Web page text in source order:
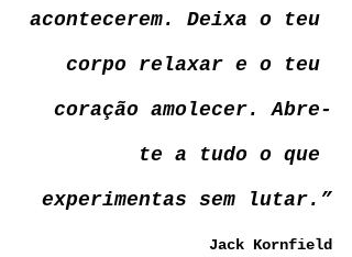
acontecerem. Deixa o teu
corpo relaxar e o teu
coração amolecer. Abre-
te a tudo o que
experimentas sem lutar.”
Jack Kornfield